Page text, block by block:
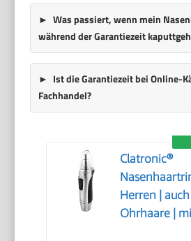
Was passiert, wenn mein
während der Garantiezeit
Ist die Garantiezeit bei Online-
Fachhandel?
Clatronic®
Herren |
Ohrhaare |